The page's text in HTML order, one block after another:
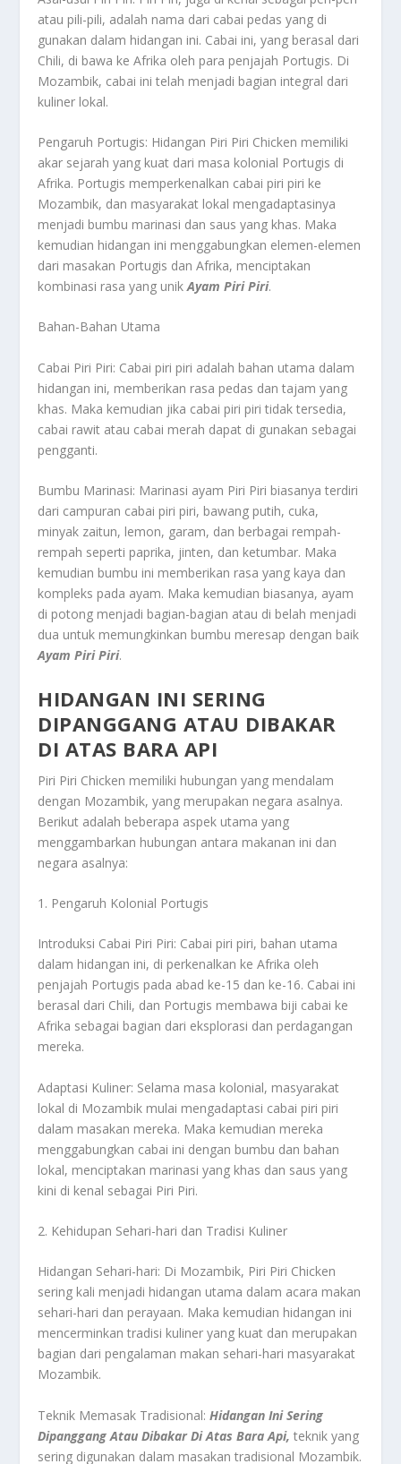
atau pili-pili, adalah nama dari cabai pedas yang di
gunakan dalam hidangan ini. Cabai ini, yang berasal dari
Chili, di bawa ke Afrika oleh para penjajah Portugis. Di
Mozambik, cabai ini telah menjadi bagian integral dari
kuliner lokal.
Pengaruh Portugis: Hidangan Piri Piri Chicken memiliki
akar sejarah yang kuat dari masa kolonial Portugis di
Afrika. Portugis memperkenalkan cabai piri piri ke
Mozambik, dan masyarakat lokal mengadaptasinya
menjadi bumbu marinasi dan saus yang khas. Maka
kemudian hidangan ini menggabungkan elemen-elemen
dari masakan Portugis dan Afrika, menciptakan
kombinasi rasa yang unikAyam Piri Piri.
Bahan-Bahan Utama
Cabai Piri Piri: Cabai piri piri adalah bahan utama dalam
hidangan ini, memberikan rasa pedas dan tajam yang
khas. Maka kemudian jika cabai piri piri tidak tersedia,
cabai rawit atau cabai merah dapat di gunakan sebagai
pengganti.
Bumbu Marinasi: Marinasi ayam Piri Piri biasanya terdiri
dari campuran cabai piri piri, bawang putih, cuka,
minyak zaitun, lemon, garam, dan berbagai rempah-
rempah seperti paprika, jinten, dan ketumbar. Maka
kemudian bumbu ini memberikan rasa yang kaya dan
kompleks pada ayam. Maka kemudian biasanya, ayam
di potong menjadi bagian-bagian atau di belah menjadi
dua untuk memungkinkan bumbu meresap dengan baik
Ayam Piri Piri.
HIDANGAN INI SERING
DIPANGGANG ATAU DIBAKAR
DI ATAS BARA API
Piri Piri Chicken memiliki hubungan yang mendalam
dengan Mozambik, yang merupakan negara asalnya.
Berikut adalah beberapa aspek utama yang
menggambarkan hubungan antara makanan ini dan
negara asalnya:
1. Pengaruh Kolonial Portugis
Introduksi Cabai Piri Piri: Cabai piri piri, bahan utama
dalam hidangan ini, di perkenalkan ke Afrika oleh
penjajah Portugis pada abad ke-15 dan ke-16. Cabai ini
berasal dari Chili, dan Portugis membawa biji cabai ke
Afrika sebagai bagian dari eksplorasi dan perdagangan
mereka.
Adaptasi Kuliner: Selama masa kolonial, masyarakat
lokal di Mozambik mulai mengadaptasi cabai piri piri
dalam masakan mereka. Maka kemudian mereka
menggabungkan cabai ini dengan bumbu dan bahan
lokal, menciptakan marinasi yang khas dan saus yang
kini di kenal sebagai Piri Piri.
2. Kehidupan Sehari-hari dan Tradisi Kuliner
Hidangan Sehari-hari: Di Mozambik, Piri Piri Chicken
sering kali menjadi hidangan utama dalam acara makan
sehari-hari dan perayaan. Maka kemudian hidangan ini
mencerminkan tradisi kuliner yang kuat dan merupakan
bagian dari pengalaman makan sehari-hari masyarakat
Mozambik.
Teknik Memasak Tradisional:Hidangan Ini Sering
Dipanggang Atau Dibakar Di Atas Bara Api,teknik yang
sering digunakan dalam masakan tradisional Mozambik.